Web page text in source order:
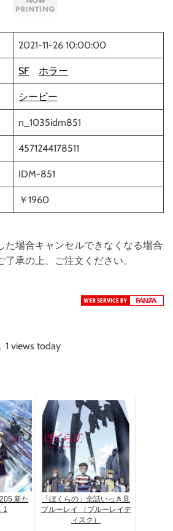
2021-11-26 10:00:00
SF ホラー
シービー
n_1035idm851
4571244178511
IDM-851
￥1960
場合キャンセルできなくなる場合
承の上、ご注文ください。
1 views today
新た
1
「ぼくらの」全話いっき見
ブルーレイ （ブルーレイデ
ィスク）